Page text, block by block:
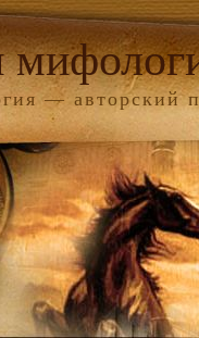
— авторский